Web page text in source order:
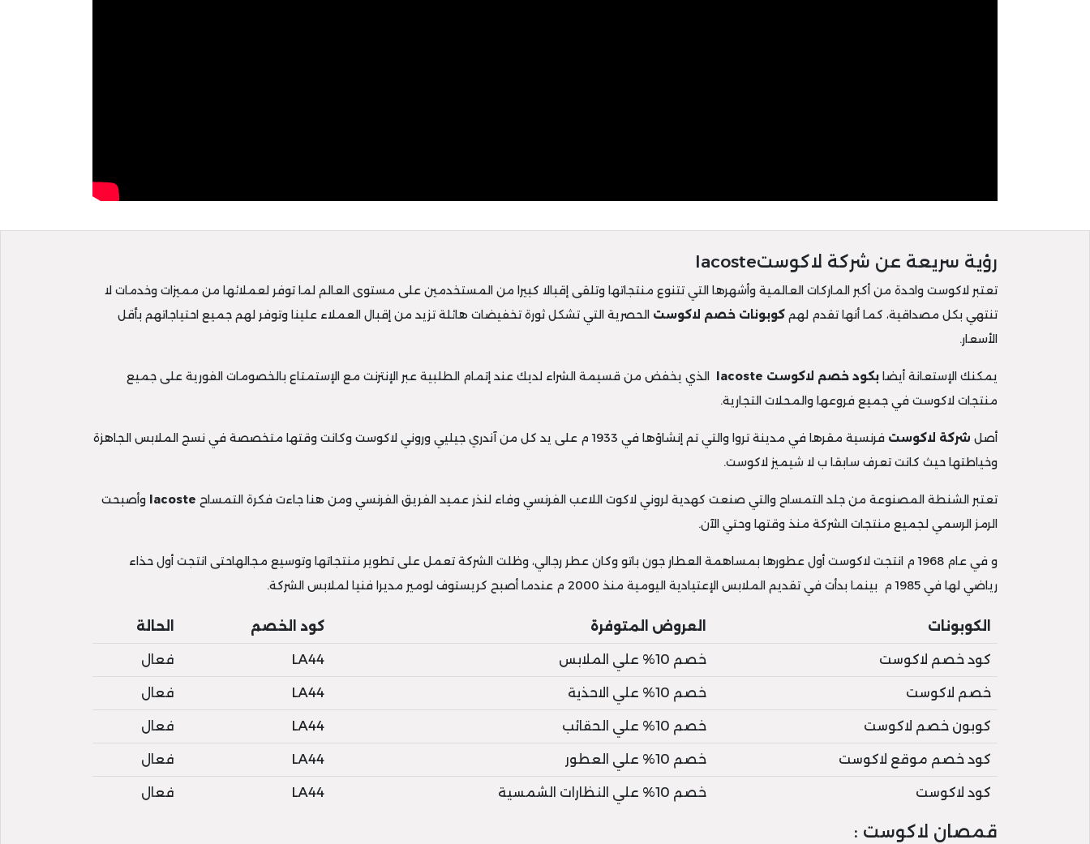
رؤية سريعة عن شركة لاكوستlacoste
تعتبر لاكوست واحدة من أكبر الماركات العالمية وأشهرها التي تتنوع منتجاتها وتلقى إقبالا كبيرا من المستخدمين على مستوى العالم لما توفر لعملائها من مميزات وخدمات لا
تنتهي بكل مصداقية، كما أنها تقدم لهم كوبونات خصم لاكوست الحصرية التي تشكل ثورة تخفيضات هائلة تزيد من إقبال العملاء علينا وتوفر لهم جميع احتياجاتهم بأقل
الأسعار.
يمكنك الإستعانة أيضا بكود خصم لاكوست lacoste الذي يخفض من قسيمة الشراء لديك عند إتمام الطلبية عبر الإنترنت مع الإستمتاع بالخصومات الفورية على جميع
منتجات لاكوست في جميع فروعها والمحلات التجارية.
أصل شركة لاكوست
فرنسية مقرها في مدينة تروا والتي تم إنشاؤها في 1933 م على يد كل من آندري جيليي وروني لاكوست وكانت وقتها متخصصة في نسج الملابس الجاهزة
وخياطتها حيث كانت تعرف سابقا ب لا شيميز لاكوست.
تعتبر الشنطة المصنوعة من جلد التمساح والتي صنعت كهدية لروني لاكوت اللاعب الفرنسي وفاء لنذر عميد الفريق الفرنسي ومن هنا جاءت فكرة التمساح lacoste وأصبحت
الرمز الرسمي لجميع منتجات الشركة منذ وقتها وحتي الآن.
و في عام 1968 م انتجت لاكوست أول عطورها بمساهمة العطار جون باتو وكان عطر رجالي، وظلت الشركة تعمل على تطوير منتجاتها وتوسيع مجالهاحتى انتجت أول حذاء
رياضي لها في 1985 م بينما بدأت في تقديم الملابس الإعتيادية اليومية منذ 2000 م عندما أصبح كريستوف لومير مديرا فنيا لملابس الشركة.
الكوبونات العروض المتوفرة كود الخصم الحالة
كود خصم لاكوست خصم 10% علي الملابس LA44 فعال
خصم لاكوست خصم 10% علي الاحذية LA44 فعال
كوبون خصم لاكوست خصم 10% علي الحقائب LA44 فعال
كود خصم موقع لاكوست خصم 10% علي العطور LA44 فعال
كود لاكوست خصم 10% علي النظارات الشمسية LA44 فعال
قمصان لاكوست :